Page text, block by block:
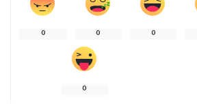
0
0
0
0